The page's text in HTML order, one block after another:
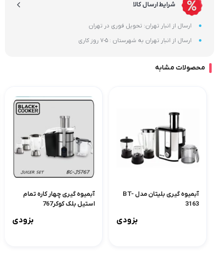
شرایط ارسال کالا
ارسال از انبار تهران: تحویل فوری در تهران
ارسال از انبار تهران به شهرستان : 5-7 روز کاری
محصولات مشابه
آبمیوه گیری بلیتان مدل BT-
3163
بزودی
آبمیوه گیری چهار کاره تمام
استیل بلک کوکر767
بزودی